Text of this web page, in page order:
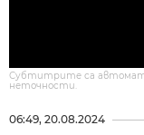
Субтитрите са
неточности.
06:49, 20.08.2024